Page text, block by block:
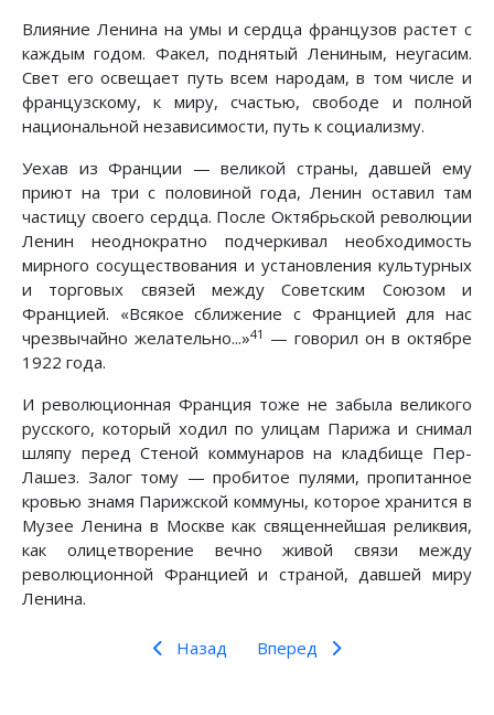
Влияние Ленина на умы и сердца французов растет с
каждым годом. Факел, поднятый Лениным, неугасим.
Свет его освещает путь всем народам, в том числе и
французскому, к миру, счастью, свободе и полной
национальной независимости, путь к социализму.
Уехав из Франции — великой страны, давшей ему
приют на три с половиной года, Ленин оставил там
частицу своего сердца. После Октябрьской революции
Ленин неоднократно подчеркивал необходимость
мирного сосуществования и установления культурных
и торговых связей между Советским Союзом и
Францией. «Всякое сближение с Францией для нас
чрезвычайно желательно...»41 — говорил он в октябре
1922 года.
И революционная Франция тоже не забыла великого
русского, который ходил по улицам Парижа и снимал
шляпу перед Стеной коммунаров на кладбище Пер-
Лашез. Залог тому — пробитое пулями, пропитанное
кровью знамя Парижской коммуны, которое хранится в
Музее Ленина в Москве как священнейшая реликвия,
как олицетворение вечно живой связи между
революционной Францией и страной, давшей миру
Ленина.
Назад Вперед